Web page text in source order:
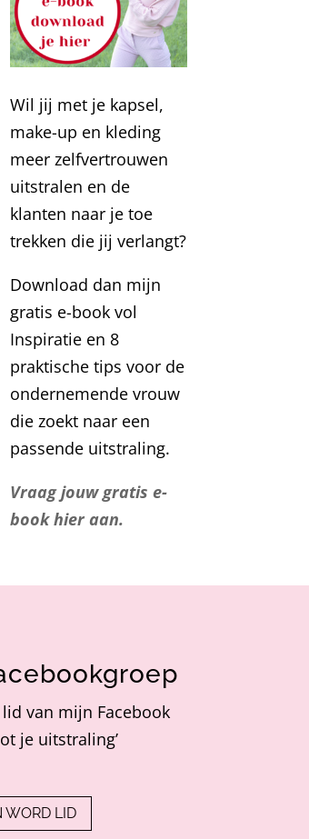
Wil jij met je kapsel,
make-up en kleding
meer zelfvertrouwen
uitstralen en de
klanten naar je toe
trekken die jij verlangt?
Download dan mijn
gratis e-book vol
Inspiratie en 8
praktische tips voor de
ondernemende vrouw
die zoekt naar een
passende uitstraling.
Vraag jouw gratis e-
book hier aan.
lid van mijn Facebook
je uitstraling’
WORD LID